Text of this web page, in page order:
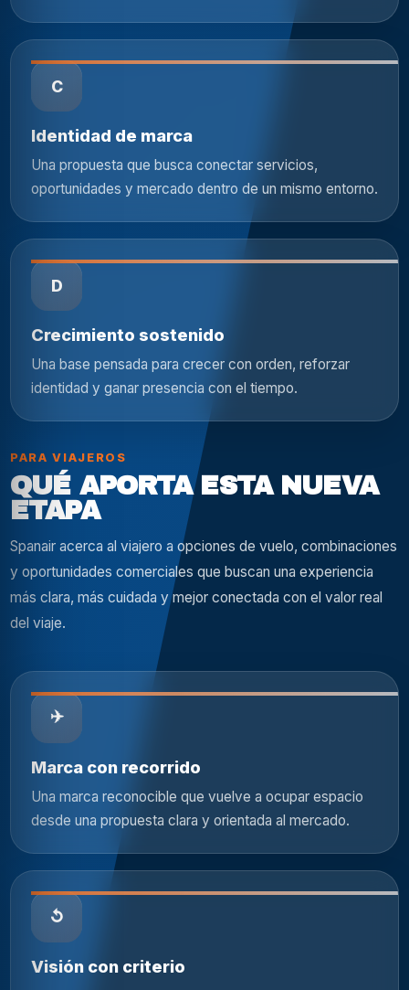
C
Identidad de marca
Una propuesta que busca conectar servicios,
oportunidades y mercado dentro de un mismo entorno.
D
Crecimiento sostenido
Una base pensada para crecer con orden, reforzar
identidad y ganar presencia con el tiempo.
PARA VIAJEROS
QUÉ APORTA ESTA NUEVA
ETAPA
Spanair acerca al viajero a opciones de vuelo, combinaciones
y oportunidades comerciales que buscan una experiencia
más clara, más cuidada y mejor conectada con el valor real
del viaje.
✈️
Marca con recorrido
Una marca reconocible que vuelve a ocupar espacio
desde una propuesta clara y orientada al mercado.
↺
Visión con criterio